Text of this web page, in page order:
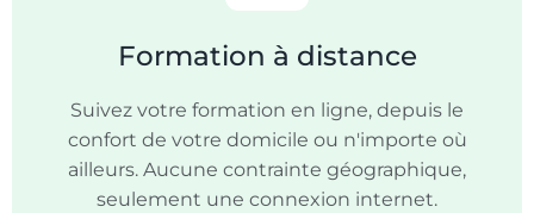
Formation à distance
Suivez votre formation en ligne, depuis le
confort de votre domicile ou n'importe où
ailleurs. Aucune contrainte géographique,
seulement une connexion internet.